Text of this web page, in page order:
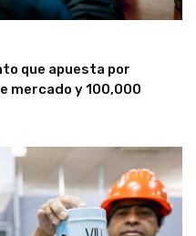
que apuesta por
mercado y 100,000